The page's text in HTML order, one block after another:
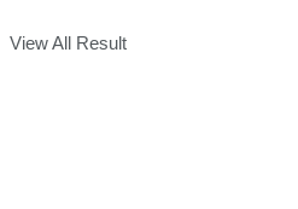
View All Result